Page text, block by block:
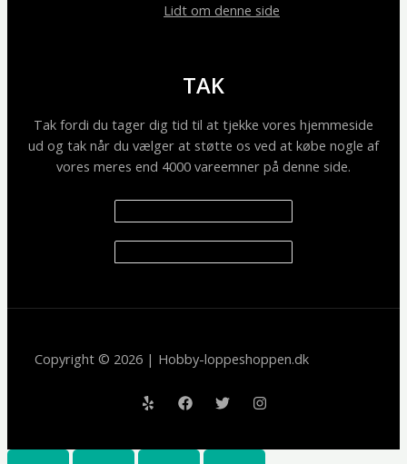
Lidt om denne side
TAK
Tak fordi du tager dig tid til at tjekke vores hjemmeside
ud og tak når du vælger at støtte os ved at købe nogle af
vores meres end 4000 vareemner på denne side.
Copyright © 2026 | Hobby-loppeshoppen.dk